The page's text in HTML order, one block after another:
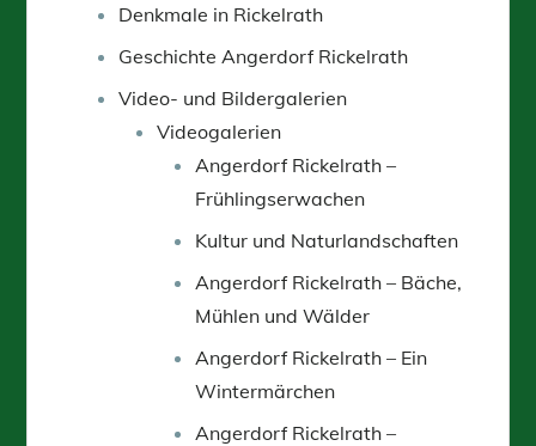
Denkmale in Rickelrath
Geschichte Angerdorf Rickelrath
Video- und Bildergalerien
Videogalerien
Angerdorf Rickelrath –
Frühlingserwachen
Kultur und Naturlandschaften
Angerdorf Rickelrath – Bäche,
Mühlen und Wälder
Angerdorf Rickelrath – Ein
Wintermärchen
Angerdorf Rickelrath –